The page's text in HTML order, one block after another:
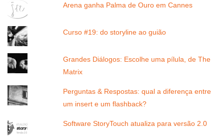
Arena ganha Palma de Ouro em Cannes
Curso #19: do storyline ao guião
Grandes Diálogos: Escolhe uma pílula, de The
Matrix
Perguntas & Respostas: qual a diferença entre
um insert e um flashback?
Software StoryTouch atualiza para versão 2.0